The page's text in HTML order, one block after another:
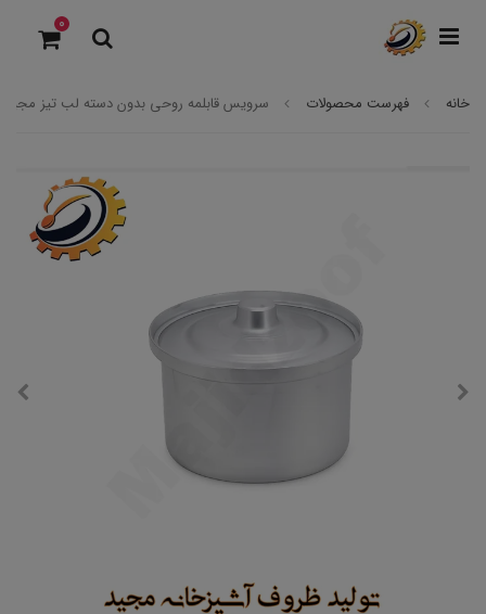
0
خانه فهرست محصولات سرویس قابلمه روحی بدون دسته لب تیز مجید